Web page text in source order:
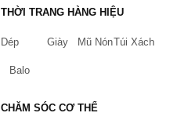
THỜI TRANG HÀNG HIỆU
Dép Giày Mũ NónTúi Xách
Balo
CHĂM SÓC CƠ THỂ